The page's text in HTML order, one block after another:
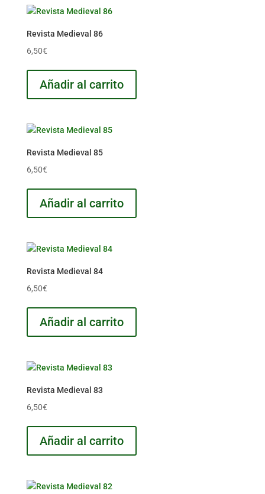
Revista Medieval 86
6,50€
Añadir al carrito
Revista Medieval 85
6,50€
Añadir al carrito
Revista Medieval 84
6,50€
Añadir al carrito
Revista Medieval 83
6,50€
Añadir al carrito